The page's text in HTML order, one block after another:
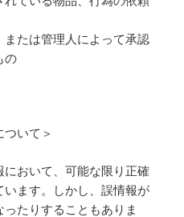
または管理人によって承認
の
ついて＞
おいて、可能な限り正確
ます。しかし、誤情報が
たりすることもありま